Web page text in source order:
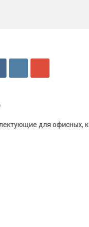
для офисных,